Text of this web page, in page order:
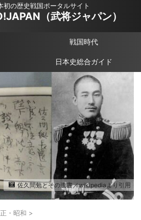
初の歴史戦国ポータルサイト
（武将ジャパン）
戦国時代
日本史総合ガイド
佐久間勉とその遺書／wikipediaより引用
・昭和 >